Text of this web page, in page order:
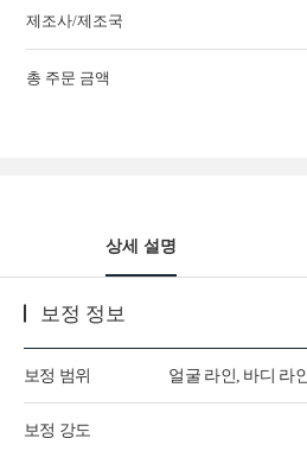
제조사/제조국
총 주문 금액
상세 설명
보정 정보
보정 범위 얼굴 라인, 바디 라
보정 강도